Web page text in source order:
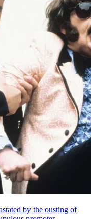
by the ousting of